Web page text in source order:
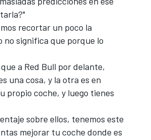
recortar un poco la
no significa que porque lo
a Red Bull por delante,
una cosa, y la otra es en
propio coche, y luego tienes
sobre ellos, tenemos este
mejorar tu coche donde es